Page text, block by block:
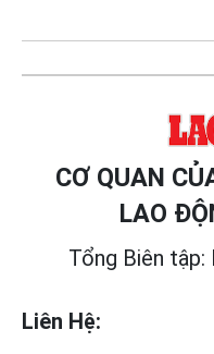
CƠ QUAN
LAO
Tổng Biên tập:
Liên Hệ: